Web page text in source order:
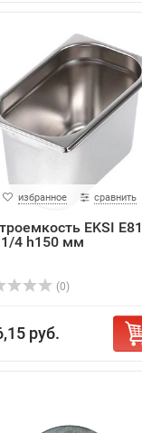
избранное сравнить
EKSI
1/4 h150 мм
(0)
руб.